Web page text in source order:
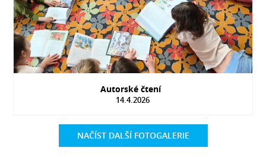
Autorské čtení
14.4.2026
NAČÍST DALŠÍ FOTOGALERIE